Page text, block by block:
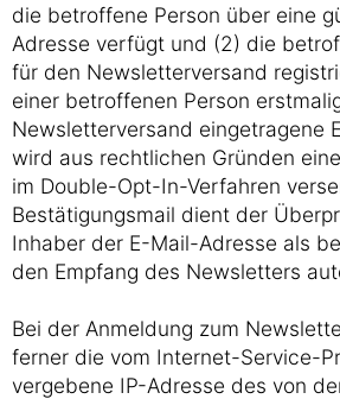
die betroffene Person über eine
Adresse verfügt und (2) die
für den Newsletterversand
einer betroffenen Person
Newsletterversand eingetragene
wird aus rechtlichen Gründen
im Double-Opt-In-Verfahren
Bestätigungsmail dient der
Inhaber der E-Mail-Adresse als
den Empfang des Newsletters
Bei der Anmeldung zum
ferner die vom Internet-Service-
vergebene IP-Adresse des von